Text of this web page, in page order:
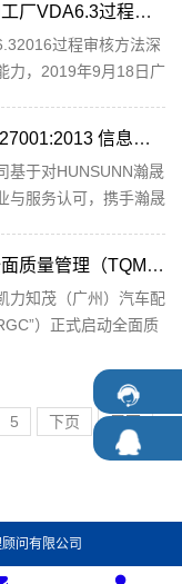
西班牙安通林集团广州工厂VDA6.3过程审核培训
过程审核方法深
力，2019年9月18日广
锦行科技取得 ISO/IEC27001:2013 信息安全体系证书
基于对HUNSUNN瀚晟
与服务认可，携手瀚晟
蒂业技凯力知茂启动全面质量管理（TQM）项目
力知茂（广州）汽车配
）正式启动全面质
5 下页 尾页
问有限公司